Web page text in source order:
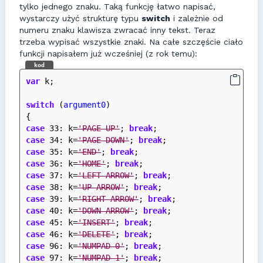
tylko jednego znaku. Taką funkcję łatwo napisać,
wystarczy użyć strukturę typu switch i zależnie od
numeru znaku klawisza zwracać inny tekst. Teraz
trzeba wypisać wszystkie znaki. Na całe szczęście ciało
funkcji napisałem już wcześniej (z rok temu):
kod
var k;
switch (argument0)
{
case 33: k='PAGE UP'; break;
case 34: k='PAGE DOWN'; break;
case 35: k='END'; break;
case 36: k='HOME'; break;
case 37: k='LEFT ARROW'; break;
case 38: k='UP ARROW'; break;
case 39: k='RIGHT ARROW'; break;
case 40: k='DOWN ARROW'; break;
case 45: k='INSERT'; break;
case 46: k='DELETE'; break;
case 96: k='NUMPAD 0'; break;
case 97: k='NUMPAD 1'; break;